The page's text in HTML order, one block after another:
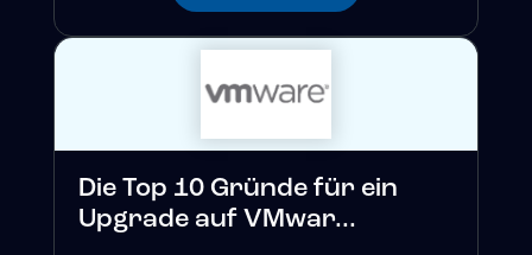
Die Top 10 Gründe für ein
Upgrade auf VMwar...